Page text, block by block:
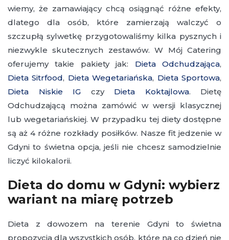
wiemy, że zamawiający chcą osiągnąć różne efekty,
dlatego dla osób, które zamierzają walczyć o
szczupłą sylwetkę przygotowaliśmy kilka pysznych i
niezwykle skutecznych zestawów. W Mój Catering
oferujemy takie pakiety jak: Dieta Odchudzająca,
Dieta Sitrfood, Dieta Wegetariańska, Dieta Sportowa,
Dieta Niskie IG czy Dieta Koktajlowa. Dietę
Odchudzającą można zamówić w wersji klasycznej
lub wegetariańskiej. W przypadku tej diety dostępne
są aż 4 różne rozkłady posiłków. Nasze fit jedzenie w
Gdyni to świetna opcja, jeśli nie chcesz samodzielnie
liczyć kilokalorii.
Dieta do domu w Gdyni: wybierz
wariant na miarę potrzeb
Dieta z dowozem na terenie Gdyni to świetna
propozycja dla wszystkich osób, które na co dzień nie